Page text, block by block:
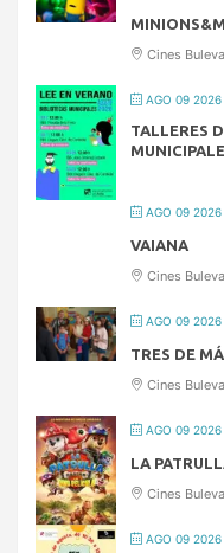
Cines
AGO 09 2026
TALLERES
AGO 09 2026
VAIANA
Cines
AGO 09 2026
TRES DE
Cines
AGO 09 2026
LA
Cines
AGO 09 2026